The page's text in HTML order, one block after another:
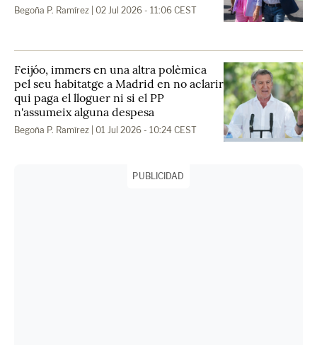
Begoña P. Ramírez | 02 Jul 2026 - 11:06 CEST
Feijóo, immers en una altra polèmica
pel seu habitatge a Madrid en no aclarir
qui paga el lloguer ni si el PP
n'assumeix alguna despesa
Begoña P. Ramírez | 01 Jul 2026 - 10:24 CEST
PUBLICIDAD